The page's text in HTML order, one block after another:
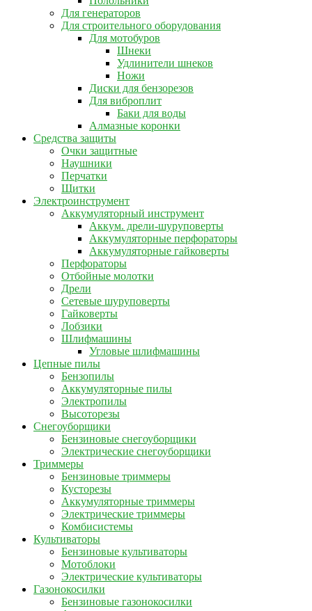
Для генераторов
Для строительного оборудования
Для мотобуров
Шнеки
Удлинители шнеков
Ножи
Диски для бензорезов
Для виброплит
Баки для воды
Алмазные коронки
Средства защиты
Очки защитные
Наушники
Перчатки
Щитки
Электроинструмент
Аккумуляторный инструмент
Аккум. дрели-шуруповерты
Аккумуляторные перфораторы
Аккумуляторные гайковерты
Перфораторы
Отбойные молотки
Дрели
Сетевые шуруповерты
Гайковерты
Лобзики
Шлифмашины
Угловые шлифмашины
Цепные пилы
Бензопилы
Аккумуляторные пилы
Электропилы
Высоторезы
Снегоуборщики
Бензиновые снегоуборщики
Электрические снегоуборщики
Триммеры
Бензиновые триммеры
Кусторезы
Аккумуляторные триммеры
Электрические триммеры
Комбисистемы
Культиваторы
Бензиновые культиваторы
Мотоблоки
Электрические культиваторы
Газонокосилки
Бензиновые газонокосилки